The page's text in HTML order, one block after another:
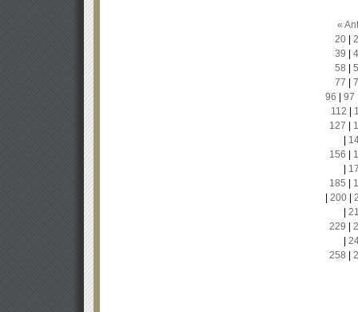
«
20|
39
58
77
96
97
112
127
156
185
200|
229
258